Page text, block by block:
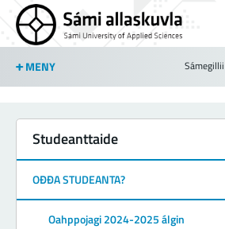
Jump to navigation
MENY Sámegillii
Studeanttaide
OĐĐA STUDEANTA?
Oahppojagi 2024-2025 álgin